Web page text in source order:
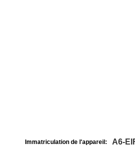
Immatriculation de l'appareil: A6-